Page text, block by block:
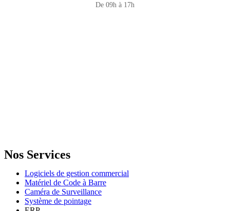
De 09h à 17h
Nos Services
Logiciels de gestion commercial
Matériel de Code à Barre
Caméra de Surveillance
Système de pointage